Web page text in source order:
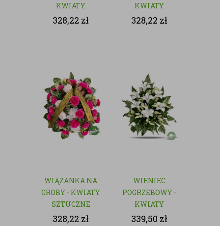
KWIATY
SZTUCZNE
328,22 zł
KWIATY
SZTUCZNE
328,22 zł
WIĄZANKA NA
GROBY - KWIATY
SZTUCZNE
328,22 zł
WIENIEC
POGRZEBOWY -
KWIATY
SZTUCZNE
339,50 zł